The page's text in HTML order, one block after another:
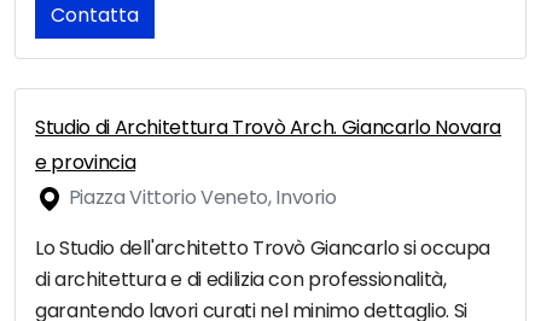
Contatta
Studio di Architettura Trovò Arch. Giancarlo Novara
e provincia
Piazza Vittorio Veneto, Invorio
Lo Studio dell'architetto Trovò Giancarlo si occupa
di architettura e di edilizia con professionalità,
garantendo lavori curati nel minimo dettaglio. Si